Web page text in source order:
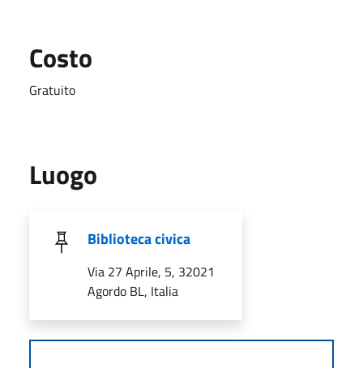
Costo
Gratuito
Luogo
Biblioteca civica
Via 27 Aprile, 5, 32021
Agordo BL, Italia